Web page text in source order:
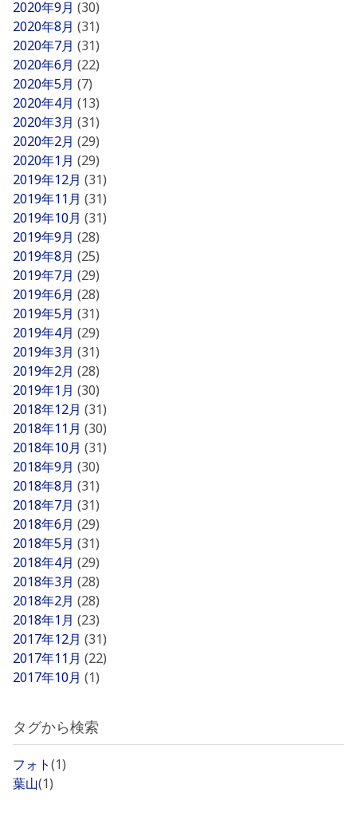
2020年9月 (30)
2020年8月 (31)
2020年7月 (31)
2020年6月 (22)
2020年5月 (7)
2020年4月 (13)
2020年3月 (31)
2020年2月 (29)
2020年1月 (29)
2019年12月 (31)
2019年11月 (31)
2019年10月 (31)
2019年9月 (28)
2019年8月 (25)
2019年7月 (29)
2019年6月 (28)
2019年5月 (31)
2019年4月 (29)
2019年3月 (31)
2019年2月 (28)
2019年1月 (30)
2018年12月 (31)
2018年11月 (30)
2018年10月 (31)
2018年9月 (30)
2018年8月 (31)
2018年7月 (31)
2018年6月 (29)
2018年5月 (31)
2018年4月 (29)
2018年3月 (28)
2018年2月 (28)
2018年1月 (23)
2017年12月 (31)
2017年11月 (22)
2017年10月 (1)
タグから検索
フォト(1)
葉山(1)